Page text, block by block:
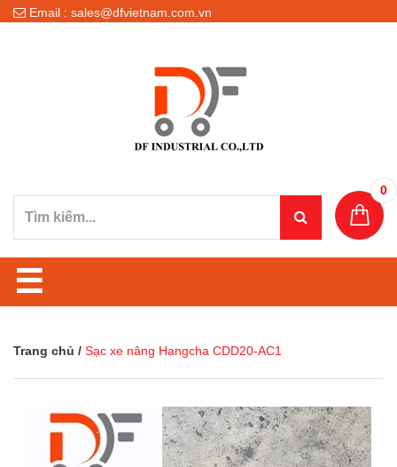
Email : sales@dfvietnam.com.vn
0
☰
Trang chủ / Sạc xe nâng Hangcha CDD20-AC1